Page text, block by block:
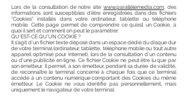
Lors de la consultation de notre sitewww.parallèlemedia.com, des
informations sont susceptibles d’être enregistrées dans des fichiers
“Cookies” installés dans votre ordinateur, tablette ou téléphone
mobile. Cette page permet de comprendre ce qu’est un Cookie, à
quoi il sert et comment on peut le paramétrer.
QU’EST-CE QU’UN COOKIE ?
Il s’agit d’un fichier texte déposé dans un espace dédié du disque dur
de votre terminal (ordinateur, tablette, téléphone mobile ou tout autre
appareil optimisé pour Internet), lors de la consultation d’un contenu
ou d’une publicité en ligne. Ce fichier Cookie ne peut être lu que par
son émetteur. Il permet, à son émetteur, pendant sa durée de validité,
de reconnaître le terminal concerné à chaque fois que ce terminal
accède à un contenu numérique comportant des Cookies du même
émetteur. Le Cookie ne vous identifie pas personnellement, mais
uniquement le navigateur de votre terminal.